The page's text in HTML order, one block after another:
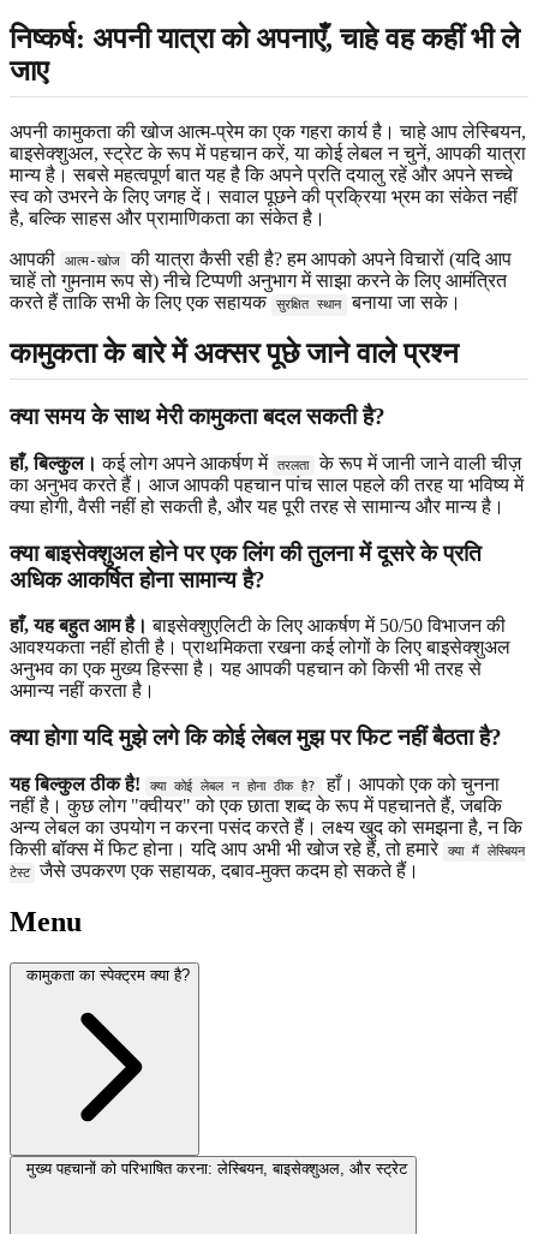
निष्कर्ष: अपनी यात्रा को अपनाएँ, चाहे वह कहीं भी ले
जाए
अपनी कामुकता की खोज आत्म-प्रेम का एक गहरा कार्य है। चाहे आप लेस्बियन,
बाइसेक्शुअल, स्ट्रेट के रूप में पहचान करें, या कोई लेबल न चुनें, आपकी यात्रा
मान्य है। सबसे महत्वपूर्ण बात यह है कि अपने प्रति दयालु रहें और अपने सच्चे
स्व को उभरने के लिए जगह दें। सवाल पूछने की प्रक्रिया भ्रम का संकेत नहीं
है, बल्कि साहस और प्रामाणिकता का संकेत है।
आपकी
आत्म-खोज
की यात्रा कैसी रही है? हम आपको अपने विचारों (यदि आप
चाहें तो गुमनाम रूप से) नीचे टिप्पणी अनुभाग में साझा करने के लिए आमंत्रित
करते हैं ताकि सभी के लिए एक सहायक सुरक्षित स्थान बनाया जा सके।
कामुकता के बारे में अक्सर पूछे जाने वाले प्रश्न
क्या समय के साथ मेरी कामुकता बदल सकती है?
हाँ, बिल्कुल। कई लोग अपने आकर्षण में तरलता के रूप में जानी जाने वाली चीज़
का अनुभव करते हैं। आज आपकी पहचान पांच साल पहले की तरह या भविष्य में
क्या होगी, वैसी नहीं हो सकती है, और यह पूरी तरह से सामान्य और मान्य है।
क्या बाइसेक्शुअल होने पर एक लिंग की तुलना में दूसरे के प्रति
अधिक आकर्षित होना सामान्य है?
हाँ, यह बहुत आम है। बाइसेक्शुएलिटी के लिए आकर्षण में 50/50 विभाजन की
आवश्यकता नहीं होती है। प्राथमिकता रखना कई लोगों के लिए बाइसेक्शुअल
अनुभव का एक मुख्य हिस्सा है। यह आपकी पहचान को किसी भी तरह से
अमान्य नहीं करता है।
क्या होगा यदि मुझे लगे कि कोई लेबल मुझ पर फिट नहीं बैठता है?
यह बिल्कुल ठीक है! क्या कोई लेबल न होना ठीक है?
हाँ। आपको एक को चुनना
नहीं है। कुछ लोग "क्वीयर" को एक छाता शब्द के रूप में पहचानते हैं, जबकि
अन्य लेबल का उपयोग न करना पसंद करते हैं। लक्ष्य खुद को समझना है, न कि
किसी बॉक्स में फिट होना। यदि आप अभी भी खोज रहे हैं, तो हमारे क्या मैं लेस्बियन
टेस्ट जैसे उपकरण एक सहायक, दबाव-मुक्त कदम हो सकते हैं।
Menu
कामुकता का स्पेक्ट्रम क्या है?
मुख्य पहचानों को परिभाषित करना: लेस्बियन, बाइसेक्शुअल, और स्ट्रेट